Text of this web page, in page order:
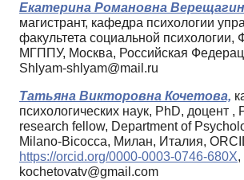
Екатерина Романовна
магистрант, кафедра психологии
факультета социальной
МГППУ, Москва, Российская
Shlyam-shlyam@mail.ru
Татьяна Викторовна Кочетова,
психологических наук, PhD, доцент ,
research fellow, Department of
Milano-Bicocca, Милан, Италия,
https://orcid.org/0000-0003-0746-680X,
kochetovatv@gmail.com